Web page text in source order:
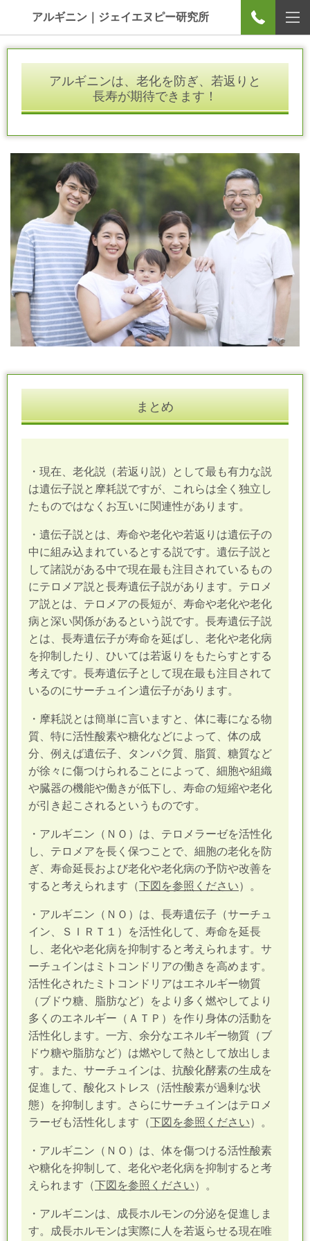
アルギニン｜ジェイエヌピー研究所
アルギニンは、老化を防ぎ、若返りと
長寿が期待できます！
まとめ
・現在、老化説（若返り説）として最も有力な説
は遺伝子説と摩耗説ですが、これらは全く独立し
たものではなくお互いに関連性があります。
・遺伝子説とは、寿命や老化や若返りは遺伝子の
中に組み込まれているとする説です。遺伝子説と
して諸説がある中で現在最も注目されているもの
にテロメア説と長寿遺伝子説があります。テロメ
ア説とは、テロメアの長短が、寿命や老化や老化
病と深い関係があるという説です。長寿遺伝子説
とは、長寿遺伝子が寿命を延ばし、老化や老化病
を抑制したり、ひいては若返りをもたらすとする
考えです。長寿遺伝子として現在最も注目されて
いるのにサーチュイン遺伝子があります。
・摩耗説とは簡単に言いますと、体に毒になる物
質、特に活性酸素や糖化などによって、体の成
分、例えば遺伝子、タンパク質、脂質、糖質など
が徐々に傷つけられることによって、細胞や組織
や臓器の機能や働きが低下し、寿命の短縮や老化
が引き起こされるというものです。
・アルギニン（ＮＯ）は、テロメラーゼを活性化
し、テロメアを長く保つことで、細胞の老化を防
ぎ、寿命延長および老化や老化病の予防や改善を
すると考えられます（下図を参照ください）。
・アルギニン（ＮＯ）は、長寿遺伝子（サーチュ
イン、ＳＩＲＴ１）を活性化して、寿命を延長
し、老化や老化病を抑制すると考えられます。サ
ーチュインはミトコンドリアの働きを高めます。
活性化されたミトコンドリアはエネルギー物質
（ブドウ糖、脂肪など）をより多く燃やしてより
多くのエネルギー（ＡＴＰ）を作り身体の活動を
活性化します。一方、余分なエネルギー物質（ブ
ドウ糖や脂肪など）は燃やして熱として放出しま
す。また、サーチュインは、抗酸化酵素の生成を
促進して、酸化ストレス（活性酸素が過剰な状
態）を抑制します。さらにサーチュインはテロメ
ラーゼも活性化します（下図を参照ください）。
・アルギニン（ＮＯ）は、体を傷つける活性酸素
や糖化を抑制して、老化や老化病を抑制すると考
えられます（下図を参照ください）。
・アルギニンは、成長ホルモンの分泌を促進しま
す。成長ホルモンは実際に人を若返らせる現在唯